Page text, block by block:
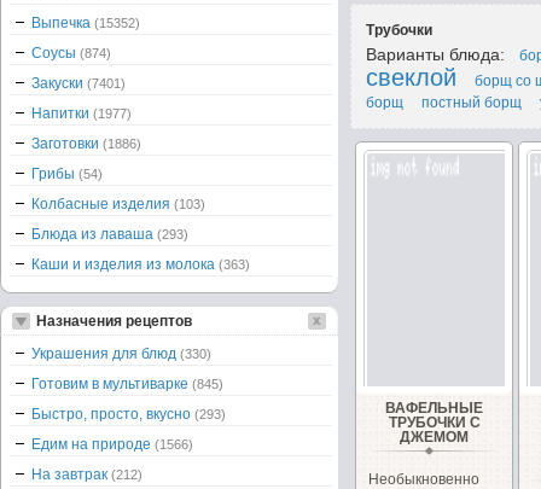
Трубочки
Варианты блюда:
свеклой
борщ со
борщ
постный борщ
ВАФЕЛЬНЫЕ
ТРУБОЧКИ С
ДЖЕМОМ
Необыкновенно
Выпечка (15352)
Соусы (874)
Закуски (7401)
Напитки (1977)
Заготовки (1886)
Грибы (54)
Колбасные изделия (103)
Блюда из лаваша (293)
Каши и изделия из молока (363)
Назначения рецептов
Украшения для блюд (330)
Готовим в мультиварке (845)
Быстро, просто, вкусно (293)
Едим на природе (1566)
На завтрак (212)